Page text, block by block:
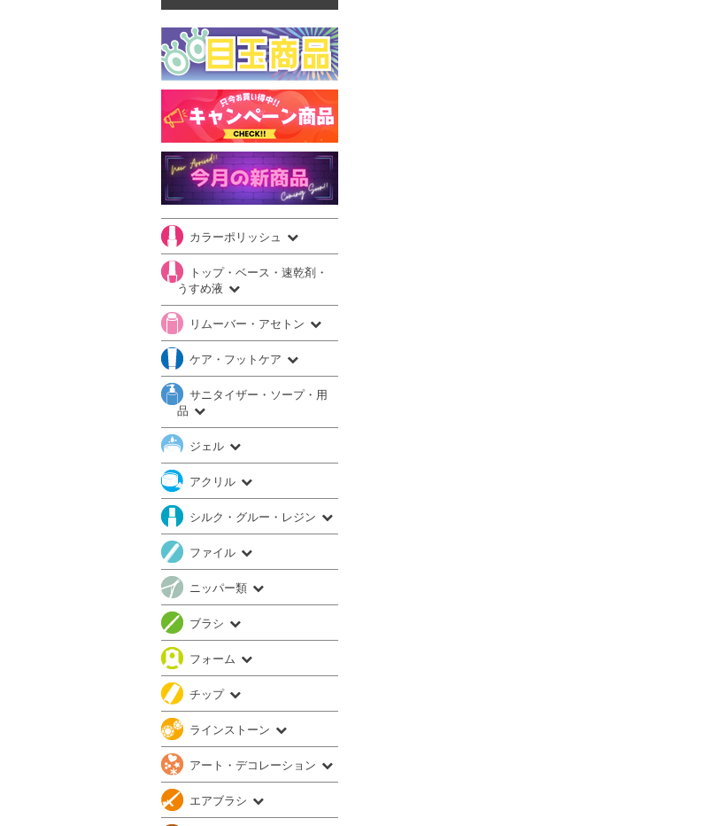
カラーポリッシュ
トップ・ベース・速乾剤・
うすめ液
リムーバー・アセトン
ケア・フットケア
サニタイザー・ソープ・用
品
ジェル
アクリル
シルク・グルー・レジン
ファイル
ニッパー類
ブラシ
フォーム
チップ
ラインストーン
アート・デコレーション
エアブラシ